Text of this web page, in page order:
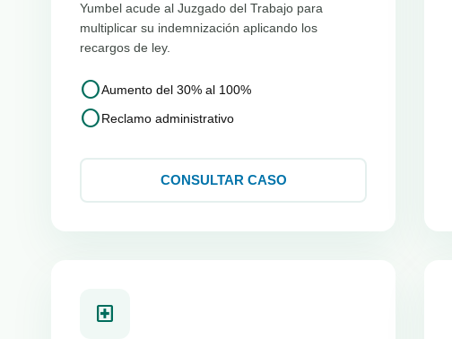
Yumbel acude al Juzgado del Trabajo para
multiplicar su indemnización aplicando los
recargos de ley.
circleAumento del 30% al 100%
circleReclamo administrativo
CONSULTAR CASO
local_hospital